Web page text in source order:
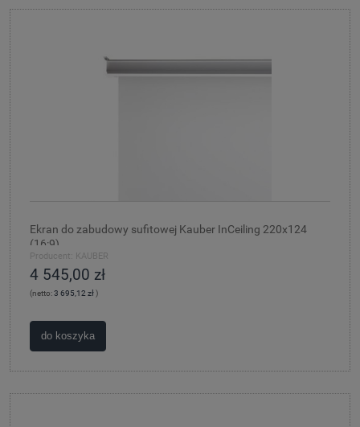
Ekran do zabudowy sufitowej Kauber InCeiling 220x124
(16:9)
Producent: KAUBER
4 545,00 zł
(netto:3 695,12 zł )
do koszyka